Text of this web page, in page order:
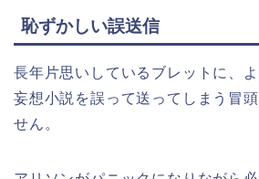
恥ずかしい誤送信
長年片思いしているブレットに、
妄想小説を誤って送ってしまう冒
せん。